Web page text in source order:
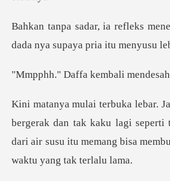
dada nya su
affa kembal
dan tak kaku lagi seperti
dari air susu itu